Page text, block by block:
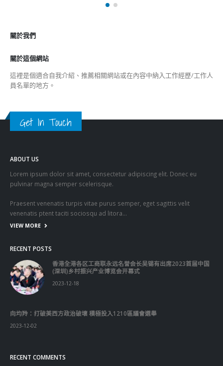
關於我們
關於這個網站
這裡是個適合自我介紹、推薦相關網站或在內容中納入工作經歷/工作人
員名單的地方。
Get In Touch
ABOUT US
Lorem ipsum dolor sit amet, consectetur adipiscing elit. Donec eu
pulvinar magna semper scelerisque.
Praesent venenatis turpis vitae purus semper, eget sagittis velit
venenatis ptent taciti sociosqu ad litora…
VIEW MORE
RECENT POSTS
香港全港各区工商联永远名誉会长吴锡有出席2023首届中国
(深圳)乡村振兴产业博览会开幕式
2023-12-18
向均羚：打破美西方政治破壞 積極投入1210區議會選舉
2023-12-02
RECENT COMMENTS